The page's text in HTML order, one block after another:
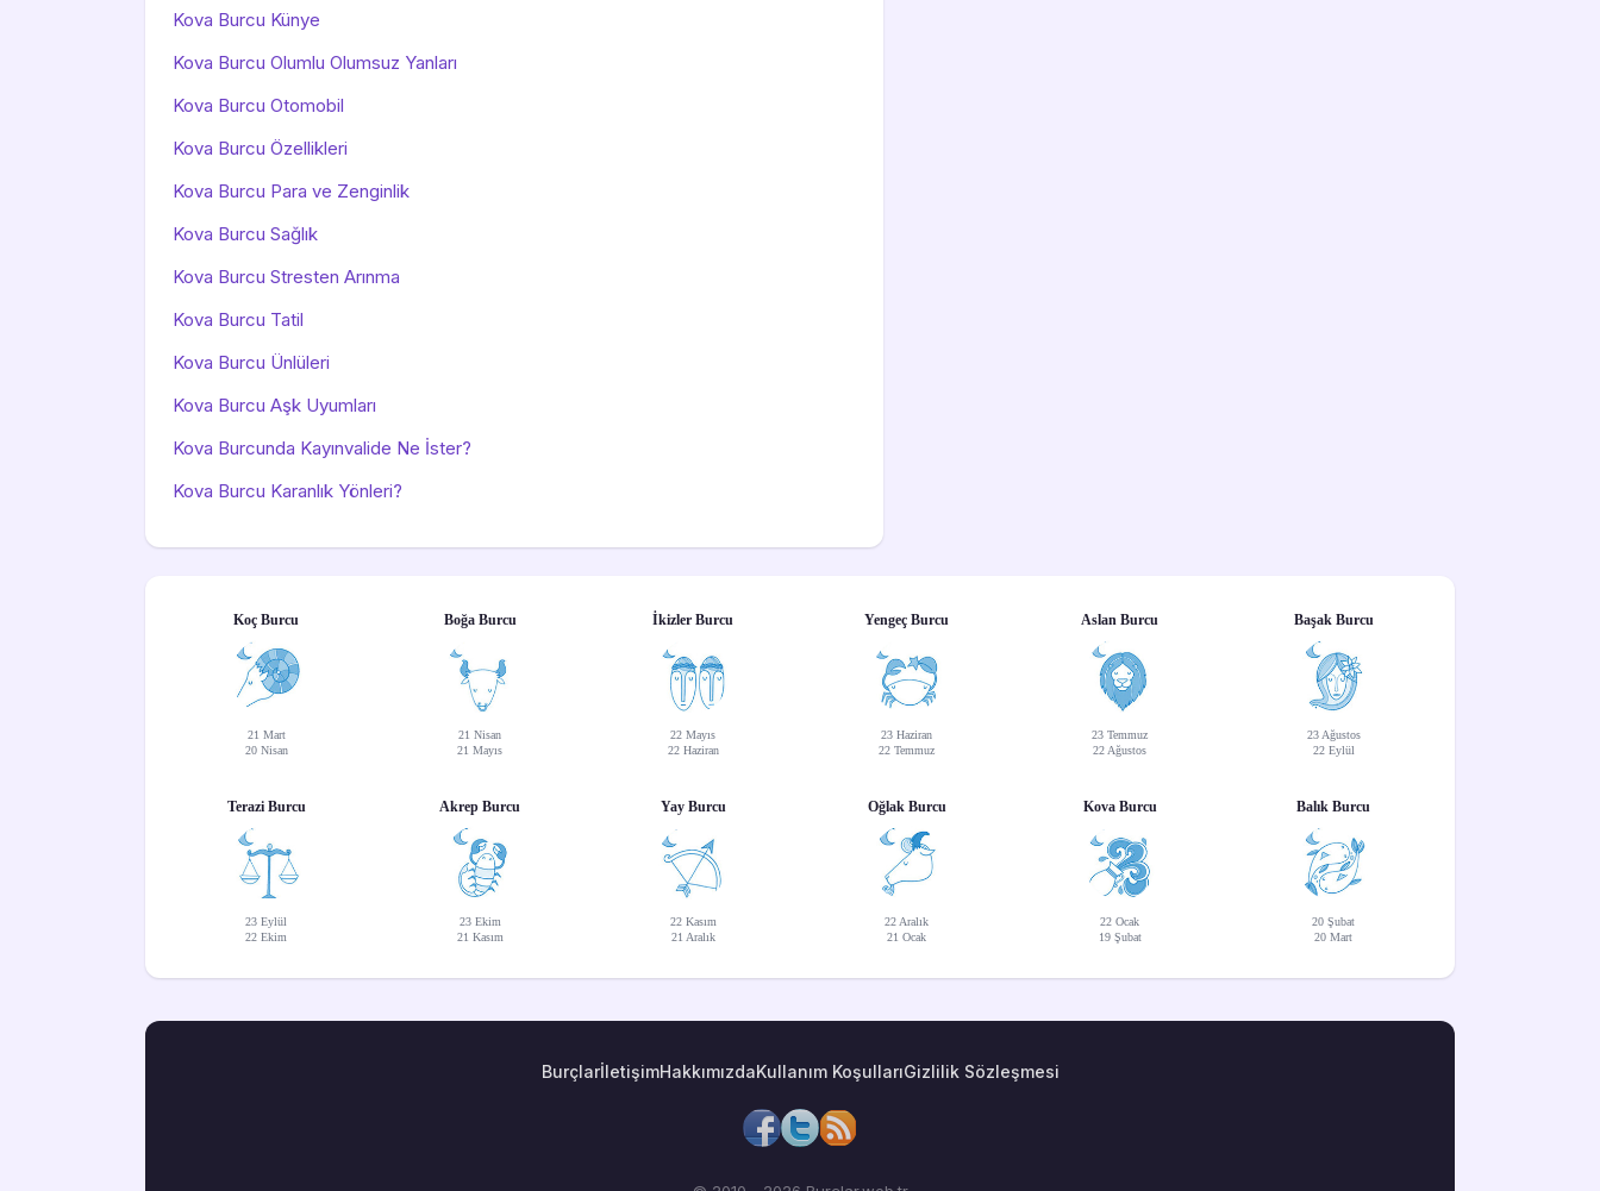
Kova Burcu Künye
Kova Burcu Olumlu Olumsuz Yanları
Kova Burcu Otomobil
Kova Burcu Özellikleri
Kova Burcu Para ve Zenginlik
Kova Burcu Sağlık
Kova Burcu Stresten Arınma
Kova Burcu Tatil
Kova Burcu Ünlüleri
Kova Burcu Aşk Uyumları
Kova Burcunda Kayınvalide Ne İster?
Kova Burcu Karanlık Yönleri?
Koç Burcu
21 Mart
20 Nisan
Boğa Burcu
21 Nisan
21 Mayıs
İkizler Burcu
22 Mayıs
22 Haziran
Yengeç Burcu
23 Haziran
22 Temmuz
Aslan Burcu
23 Temmuz
22 Ağustos
Başak Burcu
23 Ağustos
22 Eylül
Terazi Burcu
23 Eylül
22 Ekim
Akrep Burcu
23 Ekim
21 Kasım
Yay Burcu
22 Kasım
21 Aralık
Oğlak Burcu
22 Aralık
21 Ocak
Kova Burcu
22 Ocak
19 Şubat
Balık Burcu
20 Şubat
20 Mart
BurçlarİletişimHakkımızdaKullanım KoşullarıGizlilik Sözleşmesi